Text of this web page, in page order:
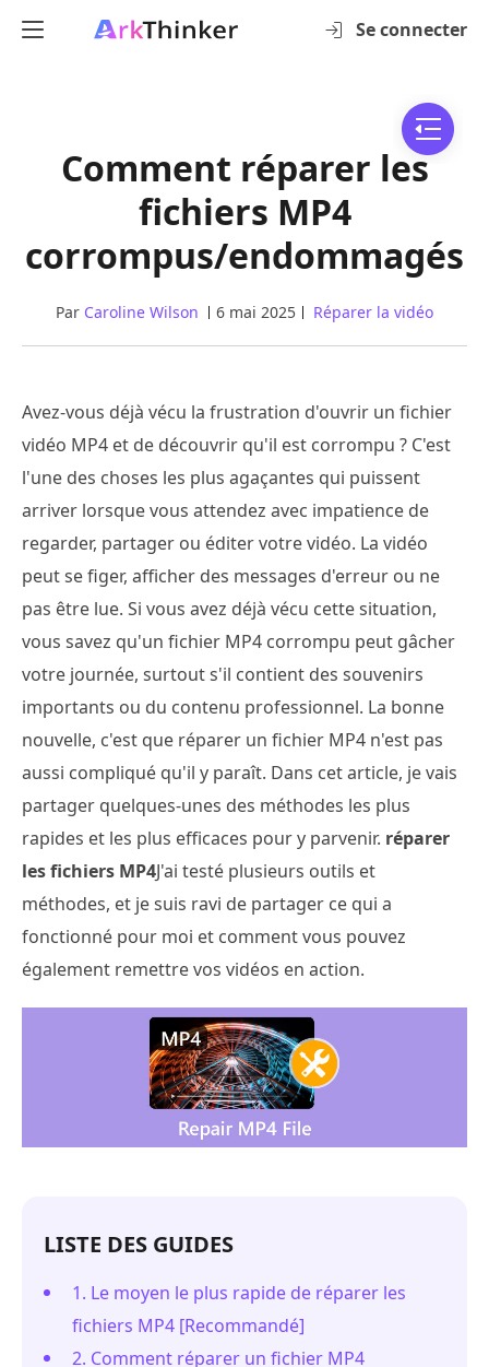
Se connecter
Comment réparer les
fichiers MP4
corrompus/endommagés
Par Caroline Wilson 6 mai 2025 Réparer la vidéo
Avez-vous déjà vécu la frustration d'ouvrir un fichier
vidéo MP4 et de découvrir qu'il est corrompu ? C'est
l'une des choses les plus agaçantes qui puissent
arriver lorsque vous attendez avec impatience de
regarder, partager ou éditer votre vidéo. La vidéo
peut se figer, afficher des messages d'erreur ou ne
pas être lue. Si vous avez déjà vécu cette situation,
vous savez qu'un fichier MP4 corrompu peut gâcher
votre journée, surtout s'il contient des souvenirs
importants ou du contenu professionnel. La bonne
nouvelle, c'est que réparer un fichier MP4 n'est pas
aussi compliqué qu'il y paraît. Dans cet article, je vais
partager quelques-unes des méthodes les plus
rapides et les plus efficaces pour y parvenir. réparer
les fichiers MP4J'ai testé plusieurs outils et
méthodes, et je suis ravi de partager ce qui a
fonctionné pour moi et comment vous pouvez
également remettre vos vidéos en action.
LISTE DES GUIDES
1. Le moyen le plus rapide de réparer les
fichiers MP4 [Recommandé]
2. Comment réparer un fichier MP4